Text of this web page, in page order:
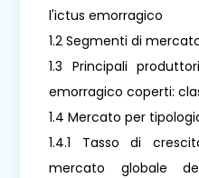
l'ictus emorragico
1.2 Segmenti di
1.3 Principali
emorragico coperti:
1.4 Mercato per
1.4.1 Tasso di
mercato globale